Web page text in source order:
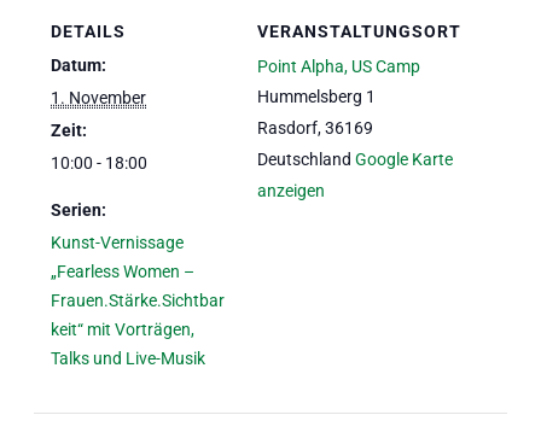
DETAILS
Datum:
1. November
Zeit:
10:00 - 18:00
Serien:
Kunst-Vernissage
„Fearless Women –
Frauen.Stärke.Sichtbar
keit“ mit Vorträgen,
Talks und Live-Musik
VERANSTALTUNGSORT
Point Alpha, US Camp
Hummelsberg 1
Rasdorf, 36169
Deutschland Google Karte
anzeigen